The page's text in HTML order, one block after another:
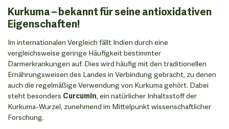
Kurkuma – bekannt für seine antioxidativen
Eigenschaften!
Im internationalen Vergleich fällt Indien durch eine
vergleichsweise geringe Häufigkeit bestimmter
Darmerkrankungen auf. Dies wird häufig mit den traditionellen
Ernährungsweisen des Landes in Verbindung gebracht, zu denen
auch die regelmäßige Verwendung von Kurkuma gehört. Dabei
steht besonders Curcumin , ein natürlicher Inhaltsstoff der
Kurkuma-Wurzel, zunehmend im Mittelpunkt wissenschaftlicher
Forschung.